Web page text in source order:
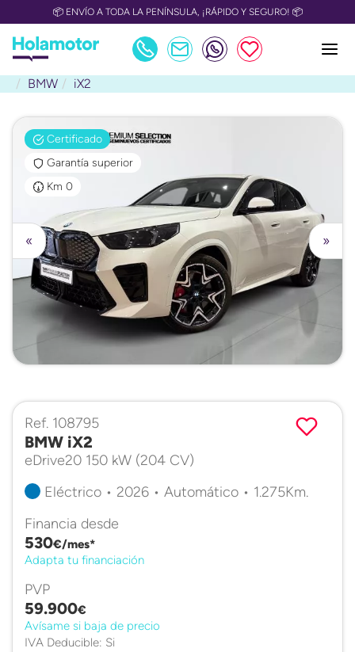
📦 ENVÍO A TODA LA PENÍNSULA, ¡RÁPIDO Y SEGURO! 📦
BMW iX2
Certificado
Garantía superior
Km 0
»
«
Ref. 108795
BMW iX2
eDrive20 150 kW (204 CV)
Eléctrico • 2026 • Automático • 1.275Km.
Financia desde
530€/mes*
Adapta tu financiación
PVP
59.900€
Avísame si baja de precio
IVA Deducible: Si